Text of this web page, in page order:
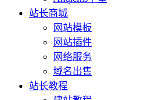
站长商城
网站模板
网站插件
网络服务
域名出售
站长教程